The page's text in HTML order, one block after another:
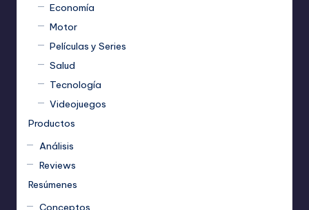
Economía
Motor
Películas y Series
Salud
Tecnología
Videojuegos
Productos
Análisis
Reviews
Resúmenes
Conceptos